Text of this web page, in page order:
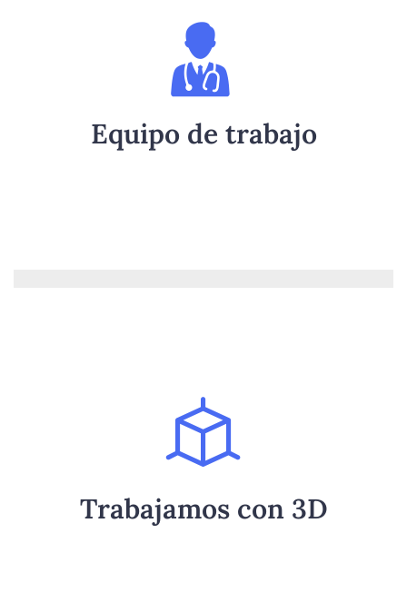
Equipo de trabajo
Conócelos
Haz clic aquí
Trabajamos con 3D
Quieres vivir la
Haz clic aquí